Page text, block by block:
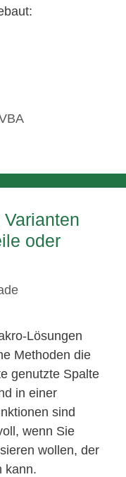
oder
Lösungen
Methoden die
genutzte Spalte
in einer
sind
wenn Sie
wollen, der
kann.